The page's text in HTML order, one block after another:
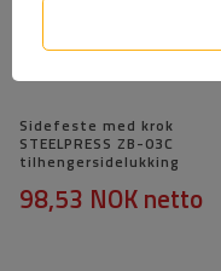
Sidefeste med krok
STEELPRESS ZB-03C
tilhengersidelukking
98,53 NOKnetto